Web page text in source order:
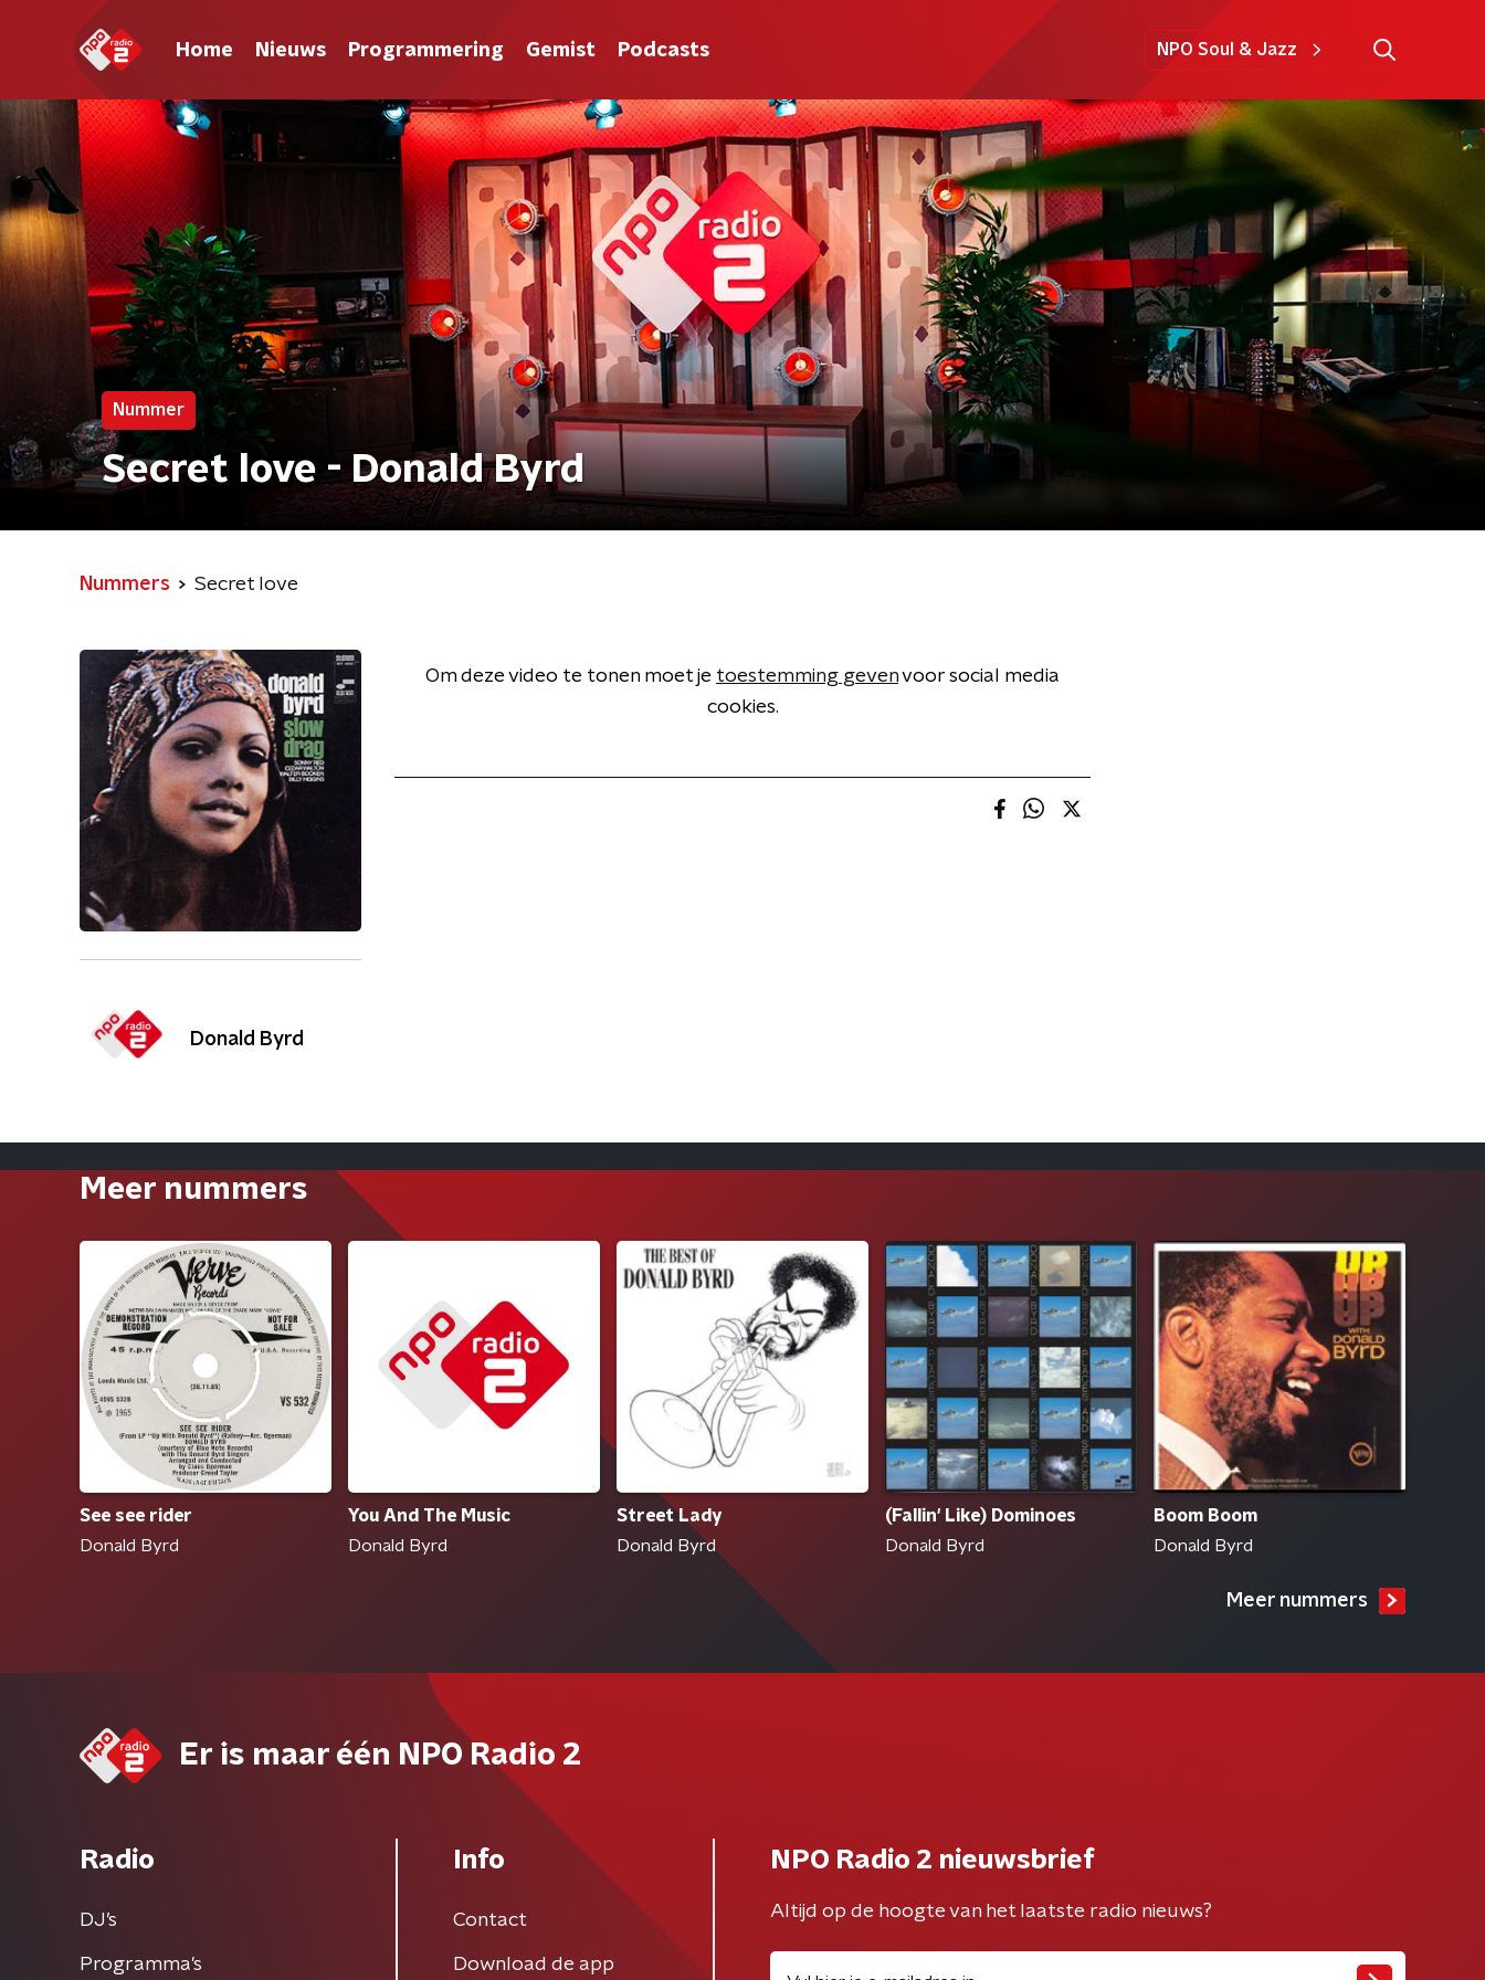
Home Nieuws Programmering Gemist Podcasts NPO Soul & Jazz
Nummer
Secret love - Donald Byrd
Nummers Secret love
Donald Byrd
Om deze video te tonen moet je toestemming gevenvoor social media
cookies.
Meer nummers
See see rider
Donald Byrd
You And The Music
Donald Byrd
Street Lady
Donald Byrd
(Fallin' Like) Dominoes
Donald Byrd
Boom Boom
Donald Byrd
Meer nummers
Er is maar één NPO Radio 2
Radio
DJ’s
Programma's
Info
Contact
Download de app
NPO Radio 2 nieuwsbrief
Altijd op de hoogte van het laatste radio nieuws?